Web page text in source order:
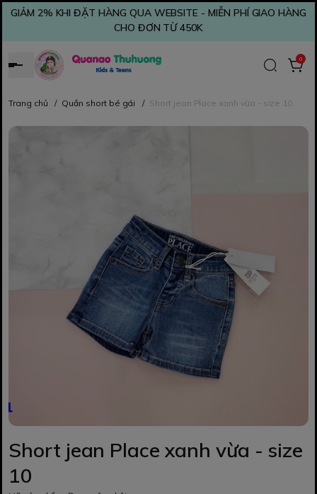
GIẢM 2% KHI ĐẶT HÀNG QUA WEBSITE - MIỄN PHÍ GIAO HÀNG
CHO ĐƠN TỪ 450K
0
Trang chủ / Quần short bé gái / Short jean Place xanh vừa - size 10
Short jean Place xanh vừa - size
10